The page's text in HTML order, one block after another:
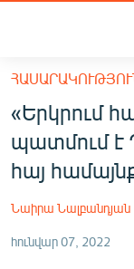
հիմնական
բովանդակությանը
հիմնական
մենյուին
ՀԱՅԱՍՏԱՆ
ՔԱՂԱՔԱԿԱՆ
«Երկրում
պատմում
հայ
Նաիրա Նալբանդյան
հունվար 07, 2022